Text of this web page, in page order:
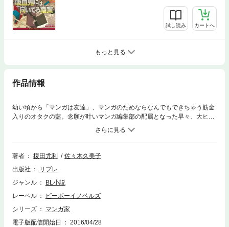
試し読み カートへ
もっと見る
作品情報
幼い頃から「マンガは友達」、マンガのためならなんでもできちゃう筋金
入りのオタクの藍。念願が叶いマンガ編集部の配属となった早々、大ヒッ
ト作 「ゴスちゅる」を連載中で、問題ありまくりのマンガ家・黒田瑞祥の
担当をすることに。超遅筆なうえに性格がねじ曲がってるのはまだしも、
「マンガを描くのはヒマつぶし」と言い切る瑞祥に、藍は内心怒り狂うが
——。大人気マンガ家シリーズ！ 今度のマンガ家は吸血鬼！
著者 榎田尤利
佐々木久美子
出版社
リブレ
ジャンル
BL小説
レーベル
ビーボーイノベルズ
シリーズ
マンガ家
電子版配信開始日
2016/04/28